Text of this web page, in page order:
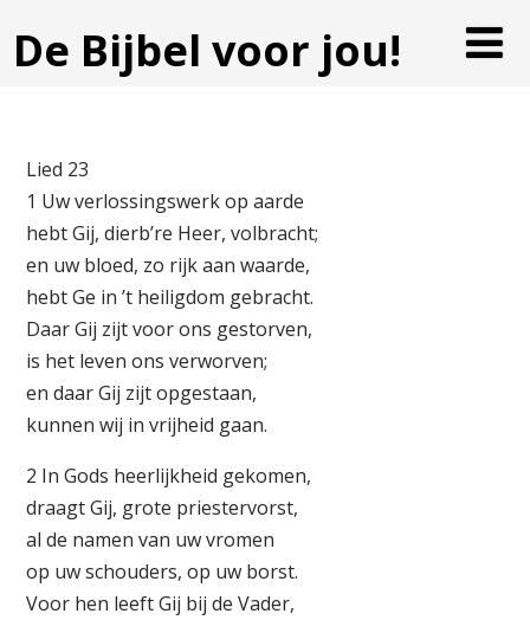
De Bijbel voor jou!
Lied 23
1 Uw verlossingswerk op aarde
hebt Gij, dierb’re Heer, volbracht;
en uw bloed, zo rijk aan waarde,
hebt Ge in ’t heiligdom gebracht.
Daar Gij zijt voor ons gestorven,
is het leven ons verworven;
en daar Gij zijt opgestaan,
kunnen wij in vrijheid gaan.
2 In Gods heerlijkheid gekomen,
draagt Gij, grote priestervorst,
al de namen van uw vromen
op uw schouders, op uw borst.
Voor hen leeft Gij bij de Vader,